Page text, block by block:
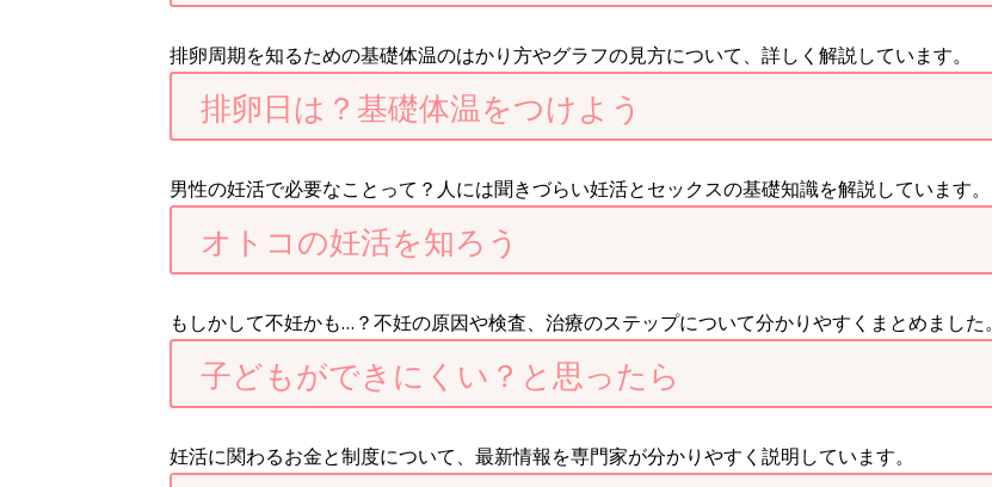
排卵周期を知るための基礎体温のはかり方やグラフの見方について、詳しく解説しています。
排卵日は？基礎体温をつけよう
男性の妊活で必要なことって？人には聞きづらい妊活とセックスの基礎知識を解説しています。
オトコの妊活を知ろう
もしかして不妊かも…？不妊の原因や検査、治療のステップについて分かりやすくまとめました。
子どもができにくい？と思ったら
妊活に関わるお金と制度について、最新情報を専門家が分かりやすく説明しています。